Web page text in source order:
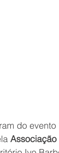
do evento
Associação